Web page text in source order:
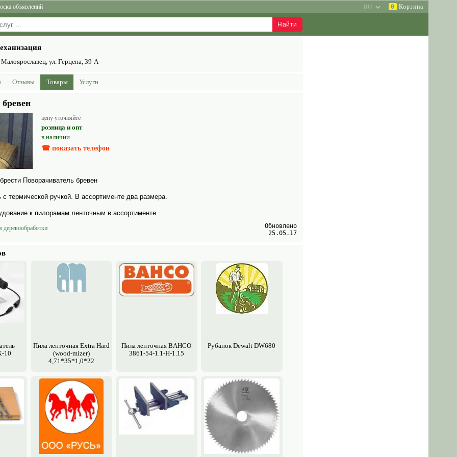
объявлений 0 Корзина
ул. Герцена, 39-А
Отзывы Товары Услуги
цену уточняйте
розница и опт
в наличии
☎ показать телефон
Поворачиватель бревен
с термической ручкой. В ассортименте два размера.
к пилорамам ленточным в ассортименте
дерево­обработки
Обновлено
25.05.17
10
Пила ленточная Extra Hard
(wood-mizer)
4,71*35*1,0*22
Пила ленточная BAHCO
3861-54-1.1-H-1.15
Рубанок Dewalt DW680